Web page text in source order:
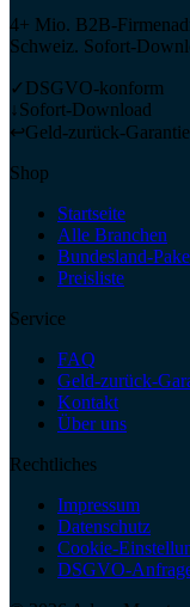
4+ Mio. B2B-
Schweiz. Sofort-
✓ DSGVO-konform
↓Sofort-Download
↩Geld-zurück-Garantie
Shop
Startseite
Alle Branchen
Bundesland-
Preisliste
Service
FAQ
Geld-zurück-
Kontakt
Über uns
Rechtliches
Impressum
Datenschutz
Cookie-
DSGVO-